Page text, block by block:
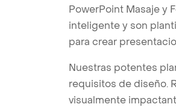
PowerPoint Masaje y
inteligente y son
para crear
Nuestras potentes
requisitos de diseño.
visualmente